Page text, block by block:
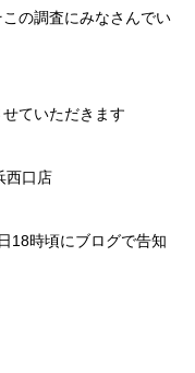
の調査にみなさんでい
ていただきます
西口店
時頃にブログで告知